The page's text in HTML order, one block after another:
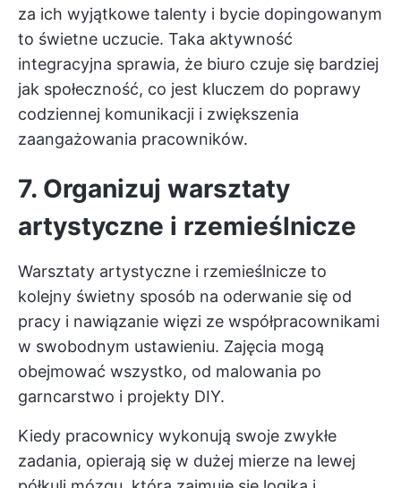
za ich wyjątkowe talenty i bycie dopingowanym
to świetne uczucie. Taka aktywność
integracyjna sprawia, że biuro czuje się bardziej
jak społeczność, co jest kluczem do poprawy
codziennej komunikacji i zwiększenia
zaangażowania pracowników.
7. Organizuj warsztaty
artystyczne i rzemieślnicze
Warsztaty artystyczne i rzemieślnicze to
kolejny świetny sposób na oderwanie się od
pracy i nawiązanie więzi ze współpracownikami
w swobodnym ustawieniu. Zajęcia mogą
obejmować wszystko, od malowania po
garncarstwo i projekty DIY.
Kiedy pracownicy wykonują swoje zwykłe
zadania, opierają się w dużej mierze na lewej